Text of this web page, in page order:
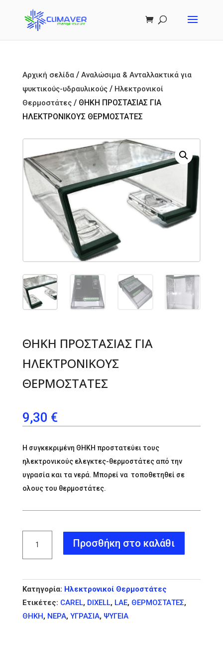
Αρχική σελίδα/ Αναλώσιμα & Ανταλλακτικά για
ψυκτικούς-υδραυλικούς/ Ηλεκτρονικοί
Θερμοστάτες/ ΘΗΚΗ ΠΡΟΣΤΑΣΙΑΣ ΓΙΑ
ΗΛΕΚΤΡΟΝΙΚΟΥΣ ΘΕΡΜΟΣΤΑΤΕΣ
ΘΗΚΗ ΠΡΟΣΤΑΣΙΑΣ ΓΙΑ
ΗΛΕΚΤΡΟΝΙΚΟΥΣ
ΘΕΡΜΟΣΤΑΤΕΣ
9,30 €
Η συγκεκριμένη ΘΗΚΗ προστατεύει τους
ηλεκτρονικούς ελεγκτες-θερμοστάτες από την
υγρασία και τα νερά. Μπορεί να τοποθετηθεί σε
ολους του θερμοστάτες.
ΠΡΟΣΤΑΣΙΑΣ
ΗΛΕΚΤΡΟΝΙΚΟΥΣ
ΘΕΡΜΟΣΤΑΤΕΣ
ποσότητα
Προσθήκη στο καλάθι
Κατηγορία: Ηλεκτρονικοί Θερμοστάτες
Ετικέτες: CAREL, DIXELL, LAE, ΘΕΡΜΟΣΤΑΤΕΣ,
ΘΗΚΗ, ΝΕΡΑ, ΥΓΡΑΣΙΑ, ΨΥΓΕΙΑ